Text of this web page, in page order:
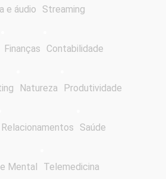
e áudio Streaming
Finanças Contabilidade
Natureza Produtividade
Relacionamentos Saúde
Mental Telemedicina